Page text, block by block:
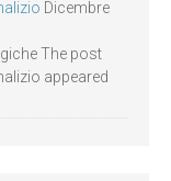
Dicembre
The post
appeared